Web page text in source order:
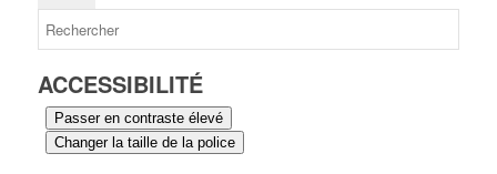
ACCESSIBILITÉ
Passer en contraste élevé
Changer la taille de la police